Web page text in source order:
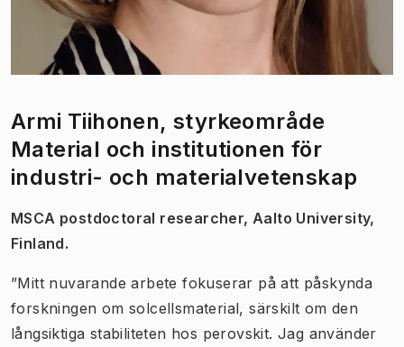
Armi Tiihonen, styrkeområde
Material och institutionen för
industri- och materialvetenskap
MSCA postdoctoral researcher, Aalto University,
Finland.
”Mitt nuvarande arbete fokuserar på att påskynda
forskningen om solcellsmaterial, särskilt om den
långsiktiga stabiliteten hos perovskit. Jag använder